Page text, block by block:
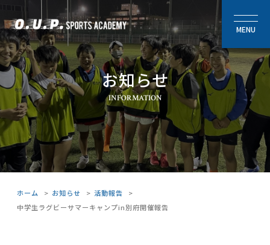
MENU
お知らせ
INFORMATION
ホーム > お知らせ > 活動報告
>
中学生ラグビーサマーキャンプin別府開催報告
ホーム
お知らせ
代表メッセージ
アカデミーについて
－ クラス紹介
－ 交通アクセス
－ よくあるご質問